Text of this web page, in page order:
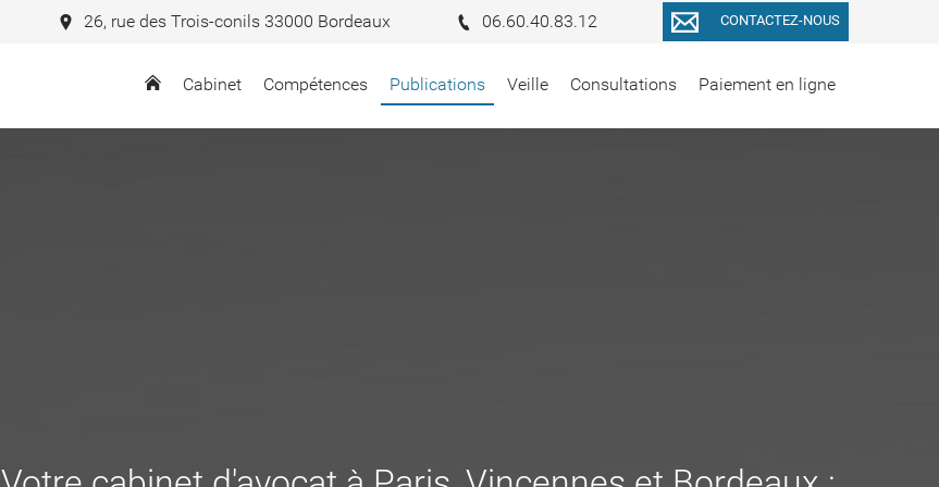
Cabinet Compétences Publications Veille Consultations Paiement en ligne
26, rue des Trois-conils 33000 Bordeaux 06.60.40.83.12 CONTACTEZ-NOUS